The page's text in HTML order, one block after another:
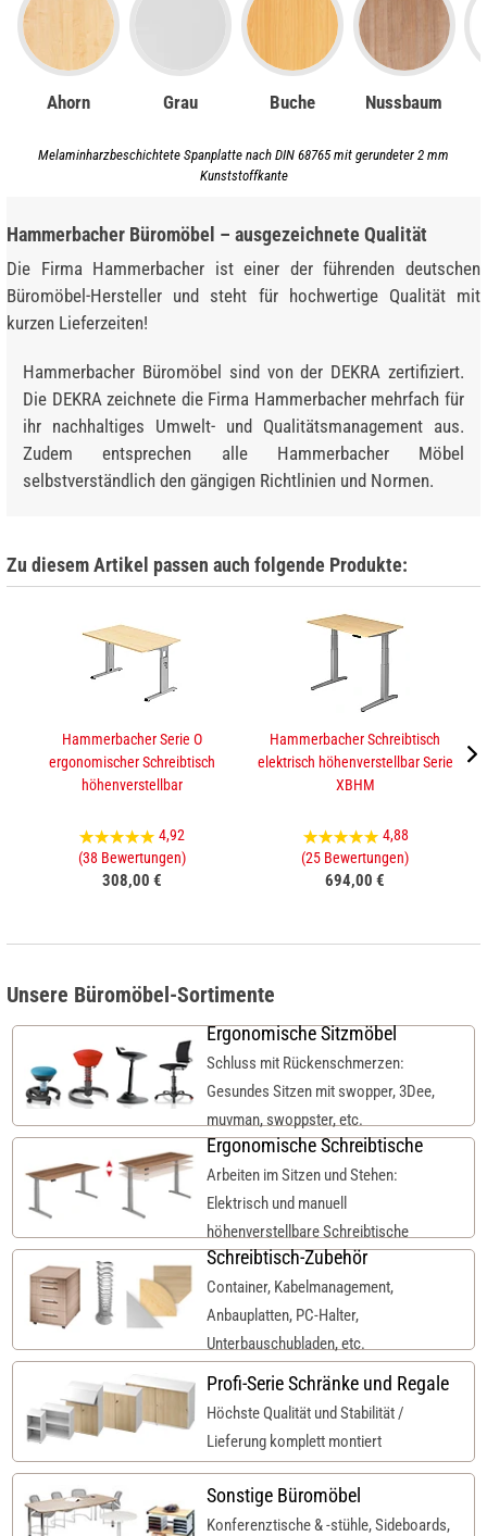
Ahorn Grau Buche Nussbaum
Melaminharzbeschichtete Spanplatte nach DIN 68765 mit gerundeter 2 mm
Kunststoffkante
Hammerbacher Büromöbel – ausgezeichnete Qualität
Die Firma Hammerbacher ist einer der führenden deutschen
Büromöbel-Hersteller und steht für hochwertige Qualität mit
kurzen Lieferzeiten!
Hammerbacher Büromöbel sind von der DEKRA zertifiziert.
Die DEKRA zeichnete die Firma Hammerbacher mehrfach für
ihr nachhaltiges Umwelt- und Qualitätsmanagement aus.
Zudem entsprechen alle Hammerbacher Möbel
selbstverständlich den gängigen Richtlinien und Normen.
Zu diesem Artikel passen auch folgende Produkte:
Hammerbacher Serie O
ergonomischer Schreibtisch
höhenverstellbar
4,92
(38 Bewertungen)
308,00 €
Hammerbacher Schreibtisch
elektrisch höhenverstellbar Serie
XBHM
4,88
(25 Bewertungen)
694,00 €
Unsere Büromöbel-Sortimente
Ergonomische Sitzmöbel
Schluss mit Rückenschmerzen:
Gesundes Sitzen mit swopper, 3Dee,
muvman, swoppster, etc.
Ergonomische Schreibtische
Arbeiten im Sitzen und Stehen:
Elektrisch und manuell
höhenverstellbare Schreibtische
Schreibtisch-Zubehör
Container, Kabelmanagement,
Anbauplatten, PC-Halter,
Unterbauschubladen, etc.
Profi-Serie Schränke und Regale
Höchste Qualität und Stabilität /
Lieferung komplett montiert
Sonstige Büromöbel
Konferenztische & -stühle, Sideboards,